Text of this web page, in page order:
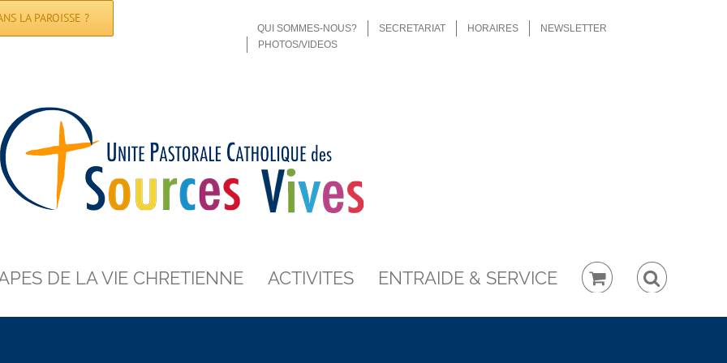
LA PAROISSE ?
QUI SOMMES-NOUS? SECRETARIAT HORAIRES
NEWSLETTER
PHOTOS/VIDEOS
DE LA VIE CHRETIENNE ACTIVITES ENTRAIDE & SERVICE